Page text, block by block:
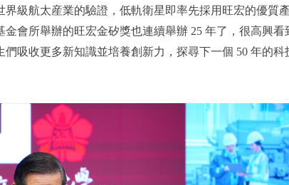
級航太産業的驗證，低軌衛星即率先採用旺宏的優質
會所舉辦的旺宏金矽獎也連續舉辦 25 年了，很高興
吸收更多新知識並培養創新力，探尋下一個 50 年的科